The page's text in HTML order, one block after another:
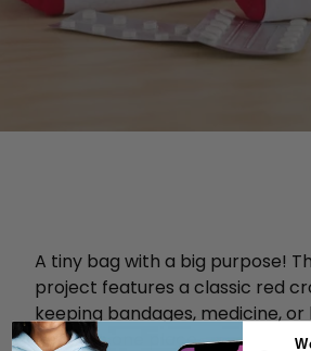
A tiny bag with a big purpose!
project features a classic red
keeping bandages, medicine,
neatly in one place.